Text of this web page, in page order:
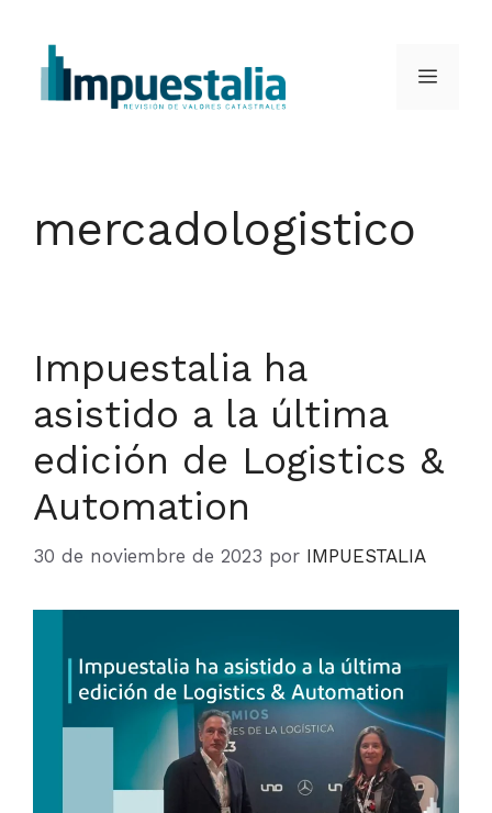
Saltar
contenido
Menú
mercadologistico
Impuestalia ha
asistido a la última
edición de Logistics &
Automation
30 de noviembre de 2023 por IMPUESTALIA